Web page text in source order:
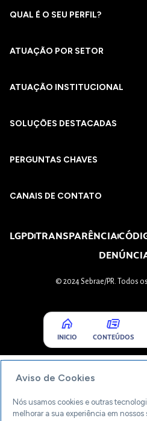
QUAL É O SEU PERFIL?
ATUAÇÃO POR SETOR
ATUAÇÃO INSTITUCIONAL
SOLUÇÕES DESTACADAS
PERGUNTAS CHAVES​
CANAIS DE CONTATO
LGPDTRANSPARÊNCIA
© 2024 Sebrae/PR. Todos
INICIO CONTEÚDOS
Aviso de Cookies
Nós usamos cookies e outras
melhorar a sua experiência em